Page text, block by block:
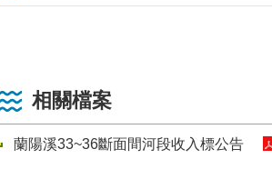
相關檔案
蘭陽溪33~36斷面間河段收入標公告